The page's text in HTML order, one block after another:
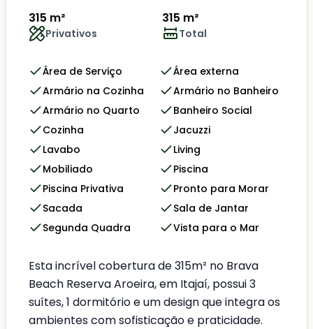
315 m²
Privativos
315 m²
Total
Área de Serviço
Área externa
Armário na Cozinha
Armário no Banheiro
Armário no Quarto
Banheiro Social
Cozinha
Jacuzzi
Lavabo
Living
Mobiliado
Piscina
Piscina Privativa
Pronto para Morar
Sacada
Sala de Jantar
Segunda Quadra
Vista para o Mar
Esta incrível cobertura de 315m² no Brava
Beach Reserva Aroeira, em Itajaí, possui 3
suítes, 1 dormitório e um design que integra os
ambientes com sofisticação e praticidade.